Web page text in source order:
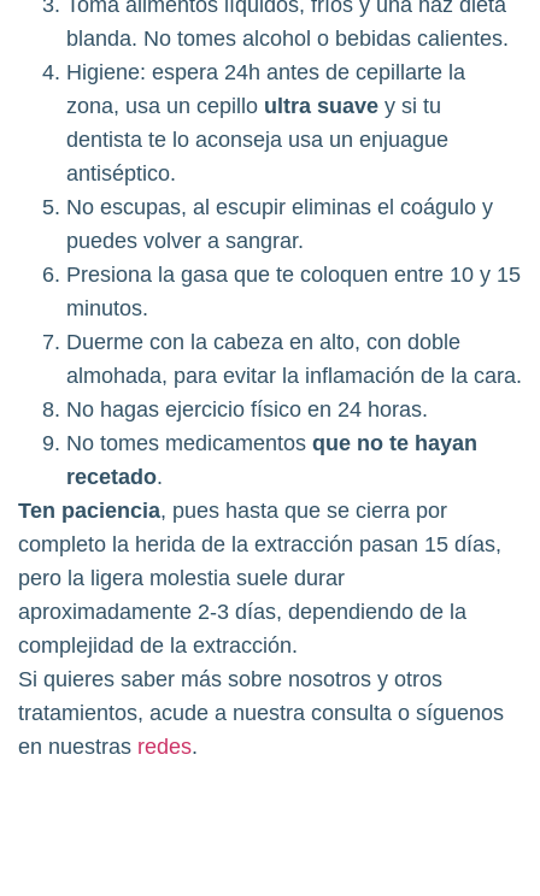
Toma alimentos líquidos, fríos y una haz dieta
blanda. No tomes alcohol o bebidas calientes.
Higiene: espera 24h antes de cepillarte la
zona, usa un cepillo ultra suave y si tu
dentista te lo aconseja usa un enjuague
antiséptico.
No escupas, al escupir eliminas el coágulo y
puedes volver a sangrar.
Presiona la gasa que te coloquen entre 10 y 15
minutos.
Duerme con la cabeza en alto, con doble
almohada, para evitar la inflamación de la cara.
No hagas ejercicio físico en 24 horas.
No tomes medicamentos que no te hayan
recetado.
Ten paciencia, pues hasta que se cierra por
completo la herida de la extracción pasan 15 días,
pero la ligera molestia suele durar
aproximadamente 2-3 días, dependiendo de la
complejidad de la extracción.
Si quieres saber más sobre nosotros y otros
tratamientos, acude a nuestra consulta o síguenos
en nuestras redes.